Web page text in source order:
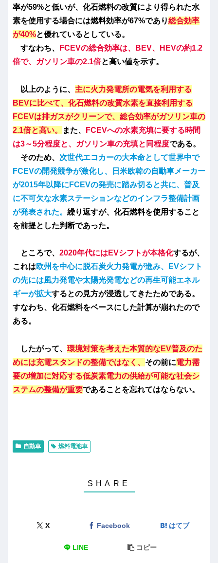
率が59%と低いが、化石燃料の改質により得られた水
素を使用する場合には燃料効率が67%であり総合効率
が40%と優れているとしている。
すなわち、
FCEVの総合効率は、BEV、HEVの約1.2
倍で、ガソリン車の2.1倍と高い値を示す。
以上のように、 主に火力発電所の電気を利用する
BEVに比べて、化石燃料の改質水素を直接利用する
FCEVは排ガスがクリーンで、総合効率がガソリン車の
2.1倍と高い。
また、
FCEVへの水素充填に要する時間
は3～5分程度と、ガソリン車の充填と同程度である。
そのため、 次世代エコカーの大本命として世界中で
FCEVの開発競争が激化し、日米欧韓の自動車メーカー
が2015年以降にFCEVの発売に踏み切ると共に、普及
に不可欠な水素ステーションなどのインフラ整備計画
が発表された。 繰り返すが、化石燃料を使用すること
を前提とした判断であった。
ところで、 2020年代にはEVシフトが本格化するが、
これは欧州を中心に脱石炭火力発電が進み、EVシフト
の先には風力発電や太陽光発電などの再生可能エネル
ギーが拡大するとの見方が浸透してきたためである。
すなわち、化石燃料をベースにした計算が崩れたので
ある。
したがって、 環境対策を考えた本質的なEV普及のた
めには充電スタンドの整備ではなく、 その前に電力需
要の増加に対応する低炭素電力の供給が可能な社会シ
ステムの整備が重要であることを忘れてはならない。
自動車 燃料電池車
X Facebook はてブ
LINE コピー